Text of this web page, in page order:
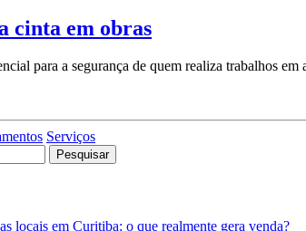
cinta em obras
para a segurança de quem realiza trabalhos em
Serviços
locais em Curitiba: o que realmente gera venda?